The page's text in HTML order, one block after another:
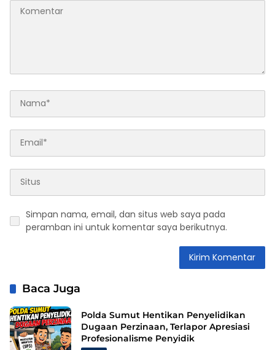
Simpan nama, email, dan situs web saya pada
peramban ini untuk komentar saya berikutnya.
Baca Juga
Polda Sumut Hentikan Penyelidikan
Dugaan Perzinaan, Terlapor Apresiasi
Profesionalisme Penyidik